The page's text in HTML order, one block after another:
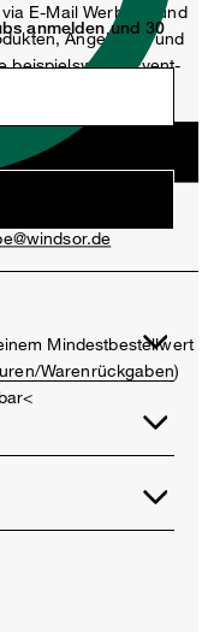
E-Mail Werbung und
Angeboten und
beispielsweise Event-
zuzusenden.
den Abmeldelink im
Mindestbestellwert
Warenrückgaben)
anmelden und 30